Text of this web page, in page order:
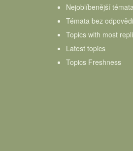
Nejoblíbenější témata
Témata bez odpovědi
Topics with most
Latest topics
Topics Freshness